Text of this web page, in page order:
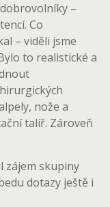
–
Co
– viděli jsme
to realistické a
nože a
talíř. Zároveň
zájem skupiny
dotazy ještě i